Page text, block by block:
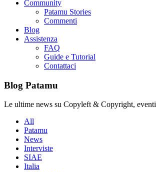
Community
Patamu Stories
Commenti
Blog
Assistenza
FAQ
Guide e Tutorial
Contattaci
Blog Patamu
Le ultime news su Copyleft & Copyright,
All
Patamu
News
Interviste
SIAE
Italia